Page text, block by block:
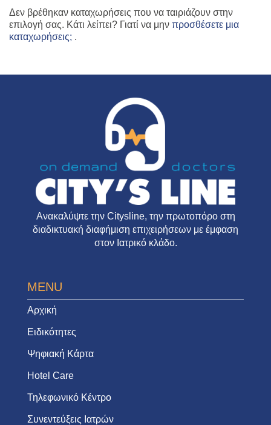
Δεν βρέθηκαν καταχωρήσεις που να ταιριάζουν στην
επιλογή σας. Κάτι λείπει? Γιατί να μην προσθέσετε μια
καταχωρήσεις; .
Ανακαλύψτε την Citysline, την πρωτοπόρο στη
διαδικτυακή διαφήμιση επιχειρήσεων με έμφαση
στον Ιατρικό κλάδο.
MENU
Αρχική
Ειδικότητες
Ψηφιακή Κάρτα
Hotel Care
Τηλεφωνικό Κέντρο
Συνεντεύξεις Ιατρών